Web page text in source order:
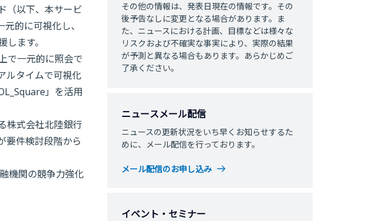
（以下、本サービ
的に可視化し、
ます。
で一元的に照会で
ルタイムで可視化
」を活用
株式会社北陸銀行
要件検討段階から
機関の競争力強化
その他の情報は、発表日現在の情報です。その
後予告なしに変更となる場合があります。ま
た、ニュースにおける計画、目標などは様々な
リスクおよび不確実な事実により、実際の結果
が予測と異なる場合もあります。あらかじめご
了承ください。
ニュースメール配信
ニュースの更新状況をいち早くお知らせするた
めに、メール配信を行っております。
メール配信のお申し込み
イベント・セミナー